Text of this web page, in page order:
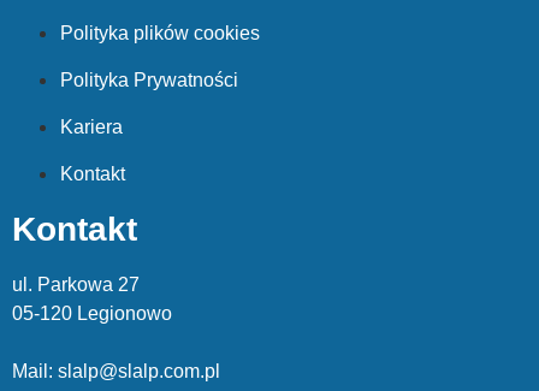
Polityka plików cookies
Polityka Prywatności
Kariera
Kontakt
Kontakt
ul. Parkowa 27
05-120 Legionowo
Mail: slalp@slalp.com.pl